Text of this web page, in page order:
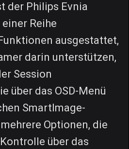
der Philips Evnia
Reihe
ausgestattet,
darin unterstützen,
Session
über das OSD-Menü
SmartImage-
Optionen, die
über das